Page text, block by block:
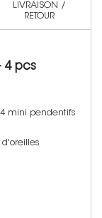
LIVRAISON /
RETOUR
4 pcs
mini pendentifs